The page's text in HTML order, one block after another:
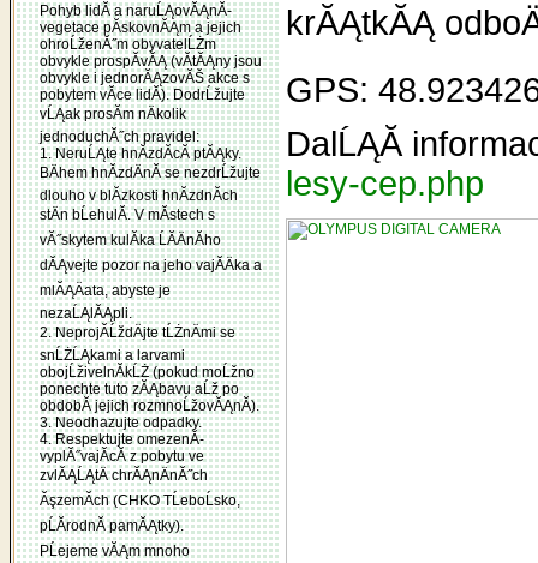
Pohyb lidĂ­ a naruĹĄovĂĄnĂ­
vegetace pĂ­skovnĂĄm a jejich
ohroĹženĂ˝m obyvatelĹŻm
obvykle prospĂ­vĂĄ (vĂ­tĂĄny jsou
obvykle i jednorĂĄzovĂŠ akce s
pobytem vĂ­ce lidĂ­). DodrĹžujte
vĹĄak prosĂ­m nÄkolik
jednoduchĂ˝ch pravidel:
1. NeruĹĄte hnĂ­zdĂ­cĂ­ ptĂĄky.
BÄhem hnĂ­zdÄnĂ­ se nezdrĹžujte
dlouho v blĂ­zkosti hnĂ­zdnĂ­ch
stÄn bĹehulĂ­. V mĂ­stech s
vĂ˝skytem kulĂ­ka ĹĂ­ÄnĂ­ho
dĂĄvejte pozor na jeho vajĂ­Äka a
mlĂĄÄata, abyste je
nezaĹĄlĂĄpli.
2. NeprojĂ­ĹždÄjte tĹŻnÄmi se
snĹŻĹĄkami a larvami
obojĹživelnĂ­kĹŻ (pokud moĹžno
ponechte tuto zĂĄbavu aĹž po
obdobĂ­ jejich rozmnoĹžovĂĄnĂ­).
3. Neodhazujte odpadky.
4. Respektujte omezenĂ­
vyplĂ˝vajĂ­cĂ­ z pobytu ve
zvlĂĄĹĄtÄ chrĂĄnÄnĂ˝ch
ĂşzemĂ­ch (CHKO TĹeboĹsko,
pĹĂ­rodnĂ­ pamĂĄtky).
PĹejeme vĂĄm mnoho
krĂĄtkĂĄ
GPS:
DalĹĄĂ­
lesy-cep.php